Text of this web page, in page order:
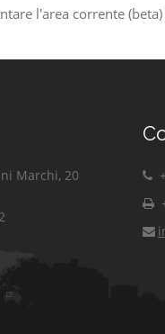
l'area corrente (beta)
Marchi, 20